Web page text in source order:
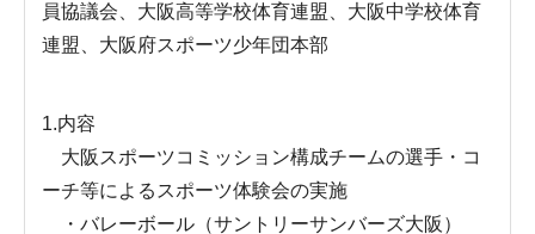
員協議会、大阪高等学校体育連盟、大阪中学校体育
連盟、大阪府スポーツ少年団本部
1.内容
大阪スポーツコミッション構成チームの選手・コ
ーチ等によるスポーツ体験会の実施
・バレーボール（サントリーサンバーズ大阪）